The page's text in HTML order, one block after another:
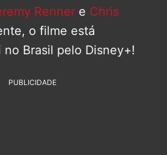
Renner e Chris
o filme está
Brasil pelo Disney+!
PUBLICIDADE